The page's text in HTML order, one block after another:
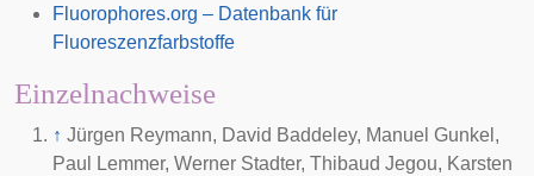
Fluorophores.org – Datenbank für
Fluoreszenzfarbstoffe
Einzelnachweise
↑ Jürgen Reymann, David Baddeley, Manuel Gunkel,
Paul Lemmer, Werner Stadter, Thibaud Jegou, Karsten